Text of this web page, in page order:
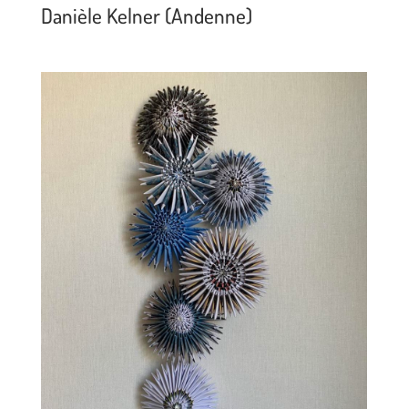
Danièle Kelner (Andenne)